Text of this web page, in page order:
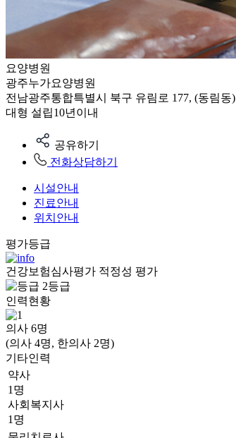
요양병원
광주누가요양병원
전남광주통합특별시 북구 유림로 177, (동림동)
대형 설립10년이내
공유하기
전화상담하기
시설안내
진료안내
위치안내
평가등급
건강보험심사평가 적정성 평가
2등급
인력현황
의사 6명
(의사 4명, 한의사 2명)
기타인력
약사
1명
사회복지사
1명